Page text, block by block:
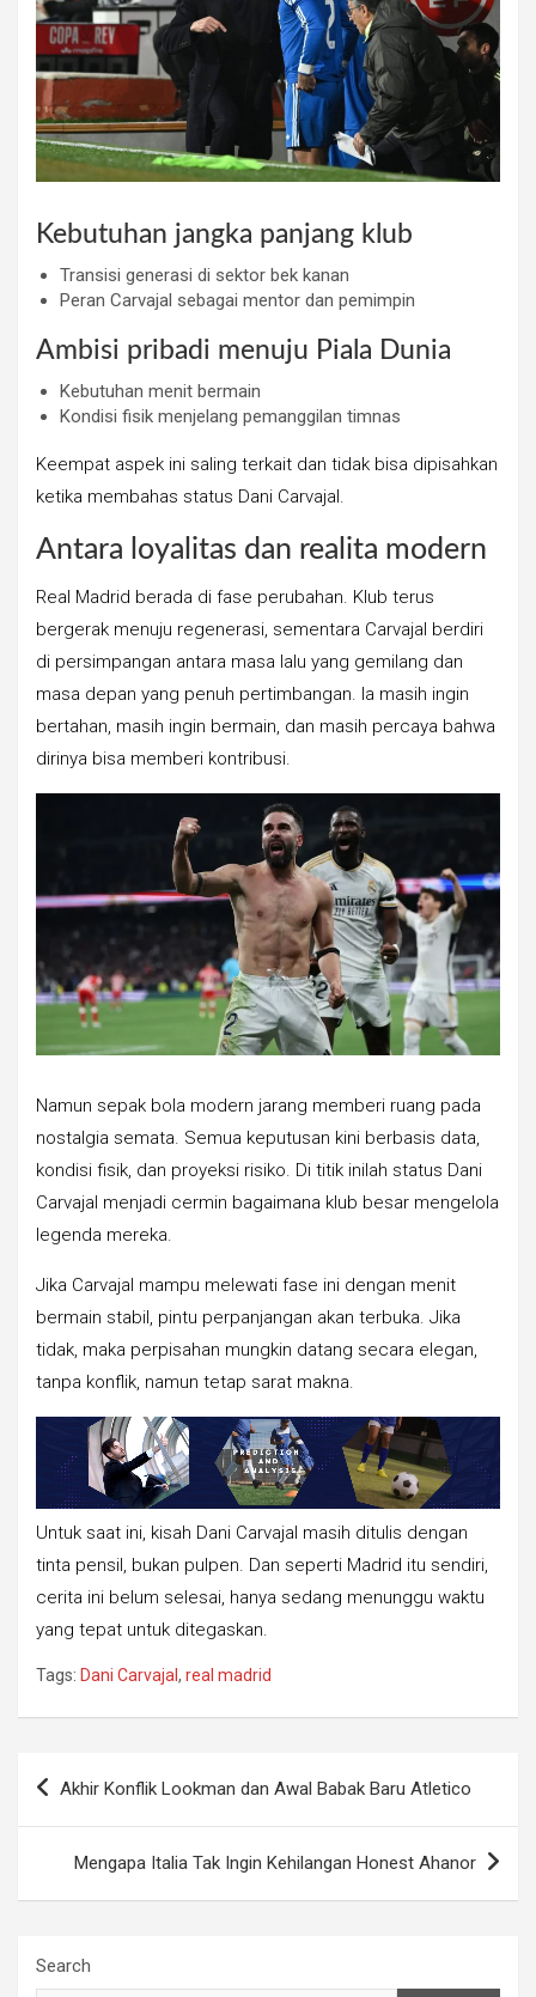
Kebutuhan jangka panjang klub
Transisi generasi di sektor bek kanan
Peran Carvajal sebagai mentor dan pemimpin
Ambisi pribadi menuju Piala Dunia
Kebutuhan menit bermain
Kondisi fisik menjelang pemanggilan timnas
Keempat aspek ini saling terkait dan tidak bisa dipisahkan
ketika membahas status Dani Carvajal.
Antara loyalitas dan realita modern
Real Madrid berada di fase perubahan. Klub terus
bergerak menuju regenerasi, sementara Carvajal berdiri
di persimpangan antara masa lalu yang gemilang dan
masa depan yang penuh pertimbangan. Ia masih ingin
bertahan, masih ingin bermain, dan masih percaya bahwa
dirinya bisa memberi kontribusi.
Namun sepak bola modern jarang memberi ruang pada
nostalgia semata. Semua keputusan kini berbasis data,
kondisi fisik, dan proyeksi risiko. Di titik inilah status Dani
Carvajal menjadi cermin bagaimana klub besar mengelola
legenda mereka.
Jika Carvajal mampu melewati fase ini dengan menit
bermain stabil, pintu perpanjangan akan terbuka. Jika
tidak, maka perpisahan mungkin datang secara elegan,
tanpa konflik, namun tetap sarat makna.
Untuk saat ini, kisah Dani Carvajal masih ditulis dengan
tinta pensil, bukan pulpen. Dan seperti Madrid itu sendiri,
cerita ini belum selesai, hanya sedang menunggu waktu
yang tepat untuk ditegaskan.
Tags: Dani Carvajal , real madrid
Akhir Konflik Lookman dan Awal Babak Baru Atletico
Mengapa Italia Tak Ingin Kehilangan Honest Ahanor
Search